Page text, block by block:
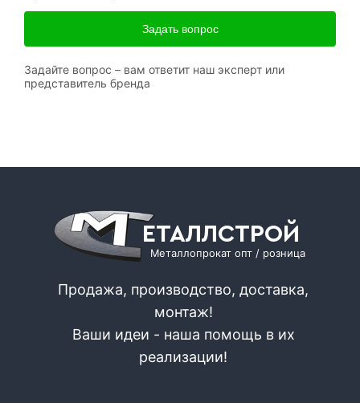
Задать вопрос
Задайте вопрос – вам ответит наш эксперт или
представитель бренда
ЕТАЛЛСТРОЙ
Металлопрокат опт / розница
Продажа, производство, доставка,
монтаж!
Ваши идеи - наша помощь в их
реализации!